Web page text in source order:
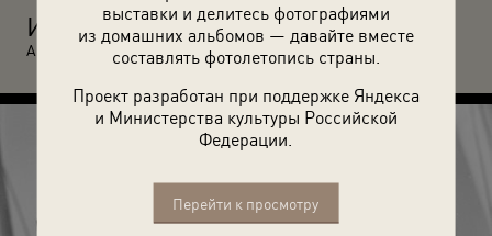
выставки и делитесь фотографиями
из домашних альбомов — давайте вместе
составлять фотолетопись страны.
Проект разработан при поддержке Яндекса
и Министерства культуры Российской
Федерации.
Перейти к просмотру
И
з цикла «Вокруг Европы на теплоходе "Грузия"». 1957 год.
Автор: Валентин Хухлаев.